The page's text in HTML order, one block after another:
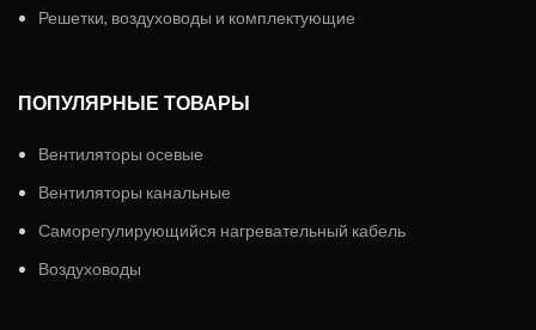
Решетки, воздуховоды и комплектующие
ПОПУЛЯРНЫЕ ТОВАРЫ
Вентиляторы осевые
Вентиляторы канальные
Саморегулирующийся нагревательный кабель
Воздуховоды